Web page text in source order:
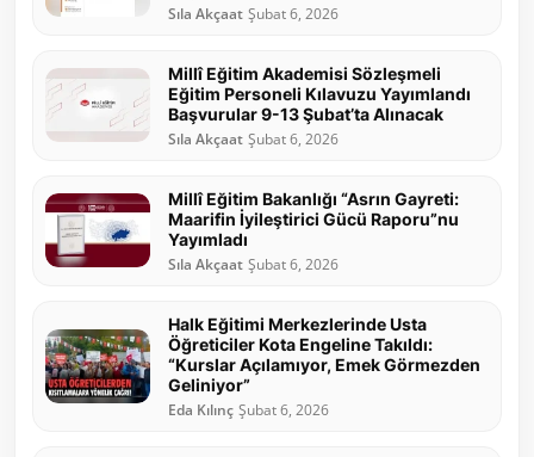
Sıla Akçaat Şubat 6, 2026
Millî Eğitim Akademisi Sözleşmeli
Eğitim Personeli Kılavuzu Yayımlandı
Başvurular 9-13 Şubat’ta Alınacak
Sıla Akçaat Şubat 6, 2026
Millî Eğitim Bakanlığı “Asrın Gayreti:
Maarifin İyileştirici Gücü Raporu”nu
Yayımladı
Sıla Akçaat Şubat 6, 2026
Halk Eğitimi Merkezlerinde Usta
Öğreticiler Kota Engeline Takıldı:
“Kurslar Açılamıyor, Emek Görmezden
Geliniyor”
Eda Kılınç Şubat 6, 2026